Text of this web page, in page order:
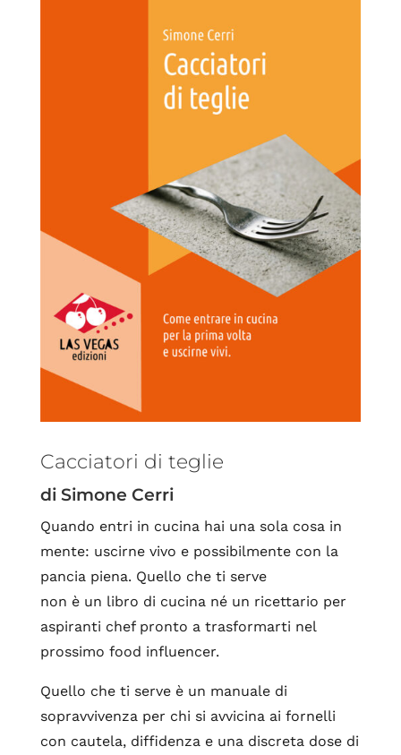
Cacciatori di teglie
di Simone Cerri
Quando entri in cucina hai una sola cosa in
mente: uscirne vivo e possibilmente con la
pancia piena. Quello che ti serve
non è un libro di cucina né un ricettario per
aspiranti chef pronto a trasformarti nel
prossimo food influencer.
Quello che ti serve è un manuale di
sopravvivenza per chi si avvicina ai fornelli
con cautela, diffidenza e una discreta dose di